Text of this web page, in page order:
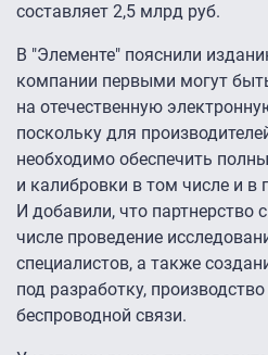
составляет 2,5 млрд руб.
В "Элементе" пояснили
компании первыми могут
на отечественную
поскольку для
необходимо обеспечить
и калибровки в том числе и в
И добавили, что партнерство
числе проведение
специалистов, а также
под разработку,
беспроводной связи.